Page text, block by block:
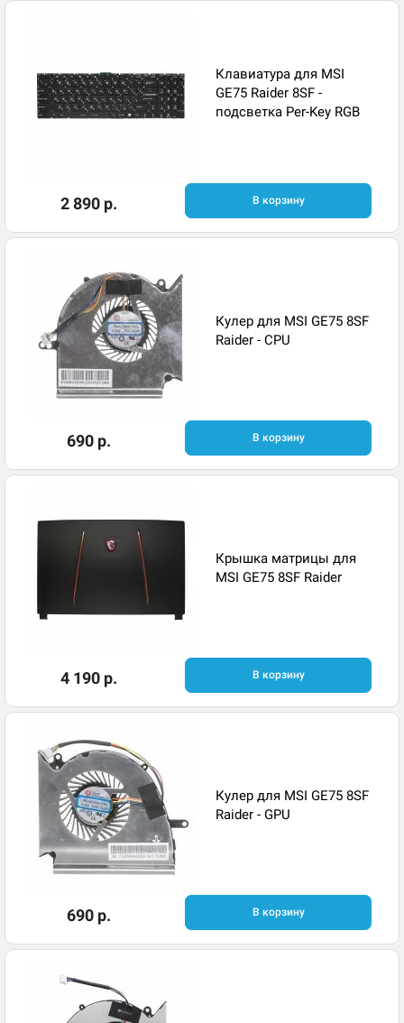
Клавиатура для MSI
GE75 Raider 8SF -
подсветка Per-Key RGB
2 890 р. В корзину
Кулер для MSI GE75 8SF
Raider - CPU
690 р. В корзину
Крышка матрицы для
MSI GE75 8SF Raider
4 190 р. В корзину
Кулер для MSI GE75 8SF
Raider - GPU
690 р. В корзину